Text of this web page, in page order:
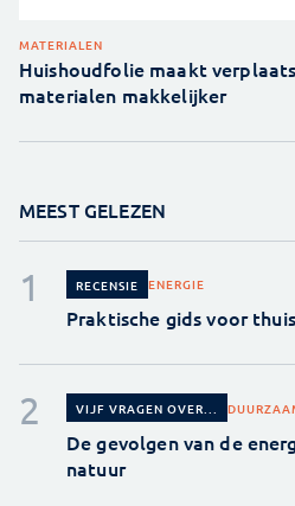
MATERIALEN
Huishoudfolie maakt
materialen makkelijker
MEEST GELEZEN
RECENSIE ENERGIE
Praktische gids voor
VIJF VRAGEN OVER...
De gevolgen van de
natuur